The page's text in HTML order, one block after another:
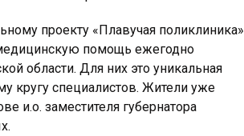
проекту «Плавучая поликлиника»
помощь ежегодно
области. Для них это уникальная
кругу специалистов. Жители уже
и.о. заместителя губернатора